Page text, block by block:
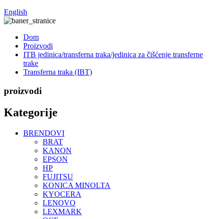
English
Dom
Proizvodi
ITB jedinica/transferna traka/jedinica za čišćenje transferne
trake
Transferna traka (IBT)
proizvodi
Kategorije
BRENDOVI
BRAT
KANON
EPSON
HP
FUJITSU
KONICA MINOLTA
KYOCERA
LENOVO
LEXMARK